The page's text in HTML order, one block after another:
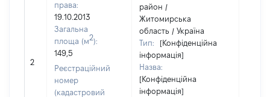
2
права:
19.10.2013
Загальна
площа (м2):
149,5
Реєстраційний
номер
(кадастровий
район /
Житомирська
область / Україна
Тип:
[Конфіденційна
інформація]
Назва:
[Конфіденційна
інформація]